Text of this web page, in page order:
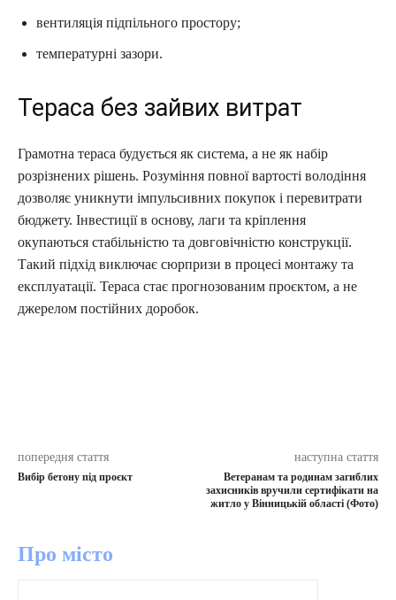
вентиляція підпільного простору;
температурні зазори.
Тераса без зайвих витрат
Грамотна тераса будується як система, а не як набір
розрізнених рішень. Розуміння повної вартості володіння
дозволяє уникнути імпульсивних покупок і перевитрати
бюджету. Інвестиції в основу, лаги та кріплення
окупаються стабільністю та довговічністю конструкції.
Такий підхід виключає сюрпризи в процесі монтажу та
експлуатації. Тераса стає прогнозованим проєктом, а не
джерелом постійних доробок.
попередня стаття
Вибір бетону під проєкт
наступна стаття
Ветеранам та родинам загиблих
захисників вручили сертифікати на
житло у Вінницькій області (Фото)
Про місто